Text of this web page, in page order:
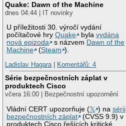
Quake: Dawn of the Machine
dnes 04:44 | IT novinky
U příležitosti 30. výročí vydání
počítačové hryQuake bylavydána
nová epizoda
s názvem Dawn of the
Machine
(Steam ).
Ladislav Hagara| Komentářů: 4
Série bezpečnostních záplat v
produktech Cisco
včera 16:00 | Bezpečnostní upozornění
Vládní CERT upozorňuje (𝕏 ) nasérii
bezpečnostních záplat
(CVSS 9.9) v
produktech Cisco řešících kritické